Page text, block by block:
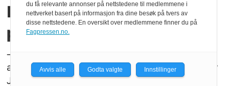
Har drømmejobben som
pressesjef i POD
– Her er ingen dag lik, tempoet er høyt og
arbeidsoppgavene krevende og givende, sier
Jeanette Solheim.
du få relevante annonser på nettstedene til medlemmene i
nettverket basert på informasjon fra dine besøk på tvers av
disse nettstedene. En oversikt over medlemmene finner du på
Fagpressen.no.
Avvis alle Godta valgte Innstillinger